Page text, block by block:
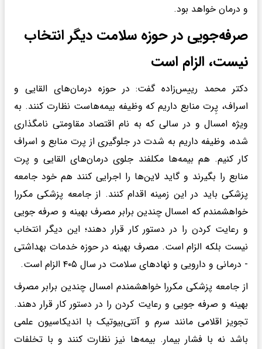
و درمان خواهد بود.
صرفه‌جویی در حوزه سلامت دیگر انتخاب
نیست، الزام است
دکتر محمد رییس‌زاده گفت: در حوزه درمان‌های القایی و
اسراف، پِرت منابع داریم که وظیفه بیمه‌هاست نظارت کنند. به
ویژه امسال و در سالی که به نام اقتصاد مقاومتی نامگذاری
شده، وظیفه داریم به شدت در جلوگیری از پرت منابع و اسراف
کار کنیم. هم بیمه‌ها مکلفند جلوی درمان‌های القایی و پرت
منابع را بگیرند و گاید لاین‌ها را اجرایی کنند هم خود جامعه
پزشکی باید در این زمینه اقدام کنند. از جامعه پزشکی مکررا
خواهشمندم که امسال چندین برابر مصرف بهینه و صرفه جویی
و رعایت کردن را در دستور کار قرار دهند؛ این دیگر انتخاب
نیست بلکه الزام است. مصرف بهینه در حوزه خدمات بهداشتی
- درمانی و دارویی و نهادهای سلامت در سال ۴۰۵ الزام است.
از جامعه پزشکی مکررا خواهشمندم امسال چندین برابر مصرف
بهینه و صرفه جویی و رعایت کردن را در دستور کار قرار دهند.
تجویز اقلامی مانند سرم و آنتی‌بیوتیک با اندیکاسیون علمی
باشد نه با فشار بیمار. بیمه‌ها نیز نظارت کنند و با تخلفات